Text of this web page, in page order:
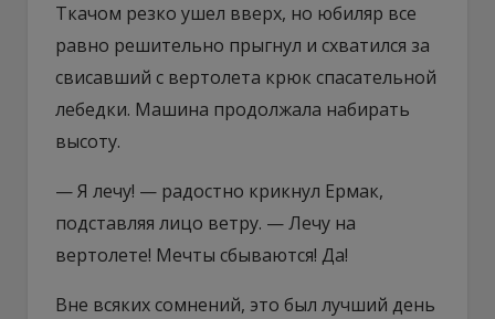
Ткачом резко ушел вверх, но юбиляр все
равно решительно прыгнул и схватился за
свисавший с вертолета крюк спасательной
лебедки. Машина продолжала набирать
высоту.
— Я лечу! — радостно крикнул Ермак,
подставляя лицо ветру. — Лечу на
вертолете! Мечты сбываются! Да!
Вне всяких сомнений, это был лучший день